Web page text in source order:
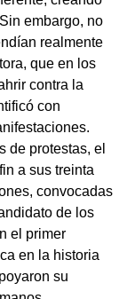
embargo, no
realmente
que en los
contra la
con
de protestas, el
a sus treinta
convocadas
de los
el primer
en la historia
su